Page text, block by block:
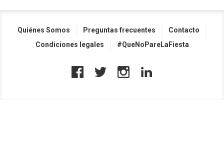
Quiénes Somos Preguntas frecuentes
Contacto
Condiciones legales
#QueNoPareLaFiesta